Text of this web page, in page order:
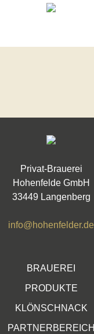
Privat-Brauerei
Hohenfelde GmbH
33449 Langenberg
info@hohenfelder.de
BRAUEREI
PRODUKTE
KLÖNSCHNACK
PARTNERBEREICH